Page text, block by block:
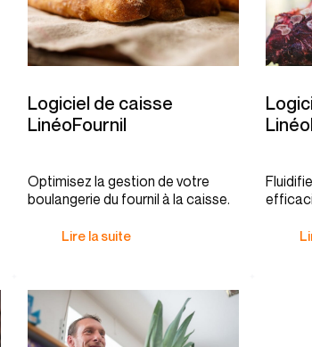
Logiciel de caisse
LinéoFournil
Optimisez la gestion de votre
boulangerie du fournil à la caisse.
Lire la suite